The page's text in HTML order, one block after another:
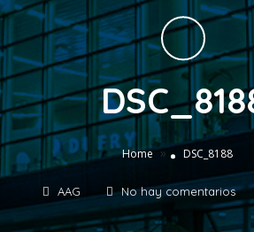
Home » DSC_8188
AAG No hay comentarios